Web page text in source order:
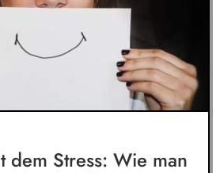
dem Stress: Wie man